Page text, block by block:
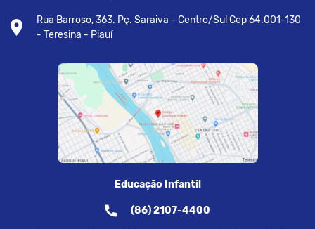
Rua Barroso, 363. Pç. Saraiva - Centro/Sul Cep 64.001-130
- Teresina - Piauí
Educação Infantil
(86) 2107-4400